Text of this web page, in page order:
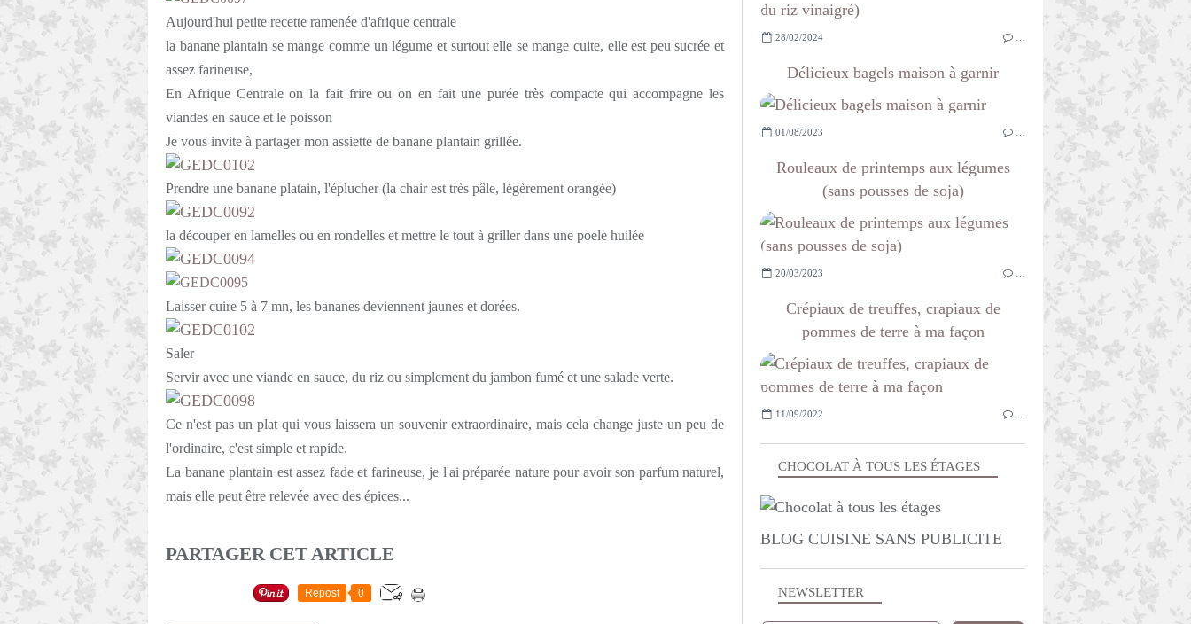
Aujourd'hui petite recette ramenée d'afrique centrale
la banane plantain se mange comme un légume et surtout elle se mange cuite, elle est peu sucrée et
assez farineuse,
En Afrique Centrale on la fait frire ou on en fait une purée très compacte qui accompagne les
viandes en sauce et le poisson
Je vous invite à partager mon assiette de banane plantain grillée.
Prendre une banane platain, l'éplucher (la chair est très pâle, légèrement orangée)
la découper en lamelles ou en rondelles et mettre le tout à griller dans une poele huilée
Laisser cuire 5 à 7 mn, les bananes deviennent jaunes et dorées.
Saler
Servir avec une viande en sauce, du riz ou simplement du jambon fumé et une salade verte.
Ce n'est pas un plat qui vous laissera un souvenir extraordinaire, mais cela change juste un peu de
l'ordinaire, c'est simple et rapide.
La banane plantain est assez fade et farineuse, je l'ai préparée nature pour avoir son parfum naturel,
mais elle peut être relevée avec des épices...
PARTAGER CET ARTICLE
Repost 0 NEWSLETTER
CHOCOLAT À TOUS LES ÉTAGES
BLOG CUISINE SANS PUBLICITE
28/02/2024
Délicieux bagels maison à garnir
01/08/2023
Rouleaux de printemps aux légumes
(sans pousses de soja)
20/03/2023
Crépiaux de treuffes, crapiaux de
pommes de terre à ma façon
11/09/2022